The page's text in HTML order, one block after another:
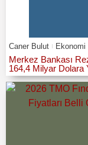
Caner Bulut Ekonomi
Merkez Bankası
164,4 Milyar Dolara